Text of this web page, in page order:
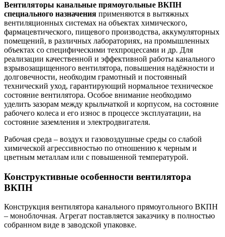
Вентиляторы канальные прямоугольные ВКПН
специального назначения применяются в вытяжных
вентиляционных системах на объектах химического,
фармацевтического, пищевого производства, аккумуляторных
помещений, в различных лабораториях, на промышленных
объектах со специфическими техпроцессами и др. Для
реализации качественной и эффективной работы канального
взрывозащищенного вентилятора, повышения надёжности и
долговечности, необходим грамотный и постоянный
технический уход, гарантирующий нормальное техническое
состояние вентилятора. Особое внимание необходимо
уделить зазорам между крыльчаткой и корпусом, на состояние
рабочего колеса и его износ в процессе эксплуатации, на
состояние заземления и электродвигателя.
Рабочая среда – воздух и газовоздушные среды со слабой
химической агрессивностью по отношению к черным и
цветным металлам или с повышенной температурой.
Конструктивные особенности вентилятора
ВКПН
Конструкция вентилятора канального прямоугольного ВКПН
– моноблочная. Агрегат поставляется заказчику в полностью
собранном виде в заводской упаковке.